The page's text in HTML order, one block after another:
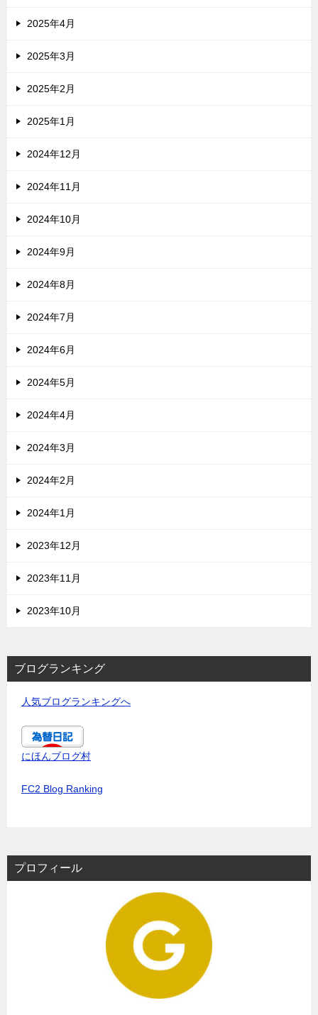
2025年4月
2025年3月
2025年2月
2025年1月
2024年12月
2024年11月
2024年10月
2024年9月
2024年8月
2024年7月
2024年6月
2024年5月
2024年4月
2024年3月
2024年2月
2024年1月
2023年12月
2023年11月
2023年10月
ブログランキング
人気ブログランキングへ
にほんブログ村
FC2 Blog Ranking
プロフィール